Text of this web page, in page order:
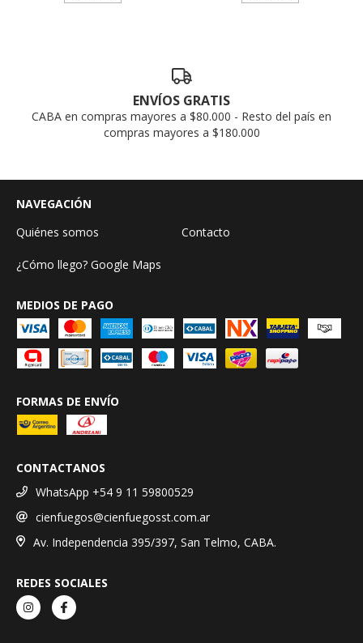
ENVÍOS GRATIS
CABA en compras mayores a $80.000 - Resto del país en
compras mayores a $180.000
NAVEGACIÓN
Quiénes somos
Contacto
¿Cómo llego? Google Maps
MEDIOS DE PAGO
FORMAS DE ENVÍO
CONTACTANOS
WhatsApp +54 9 11 59800529
cienfuegos@cienfuegosst.com.ar
Av. Independencia 395/397, San Telmo, CABA.
REDES SOCIALES